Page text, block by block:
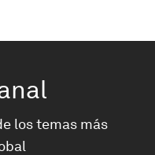
los temas más